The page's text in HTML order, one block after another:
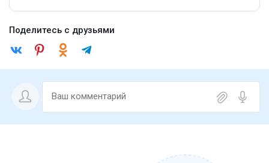
Поделитесь с друзьями